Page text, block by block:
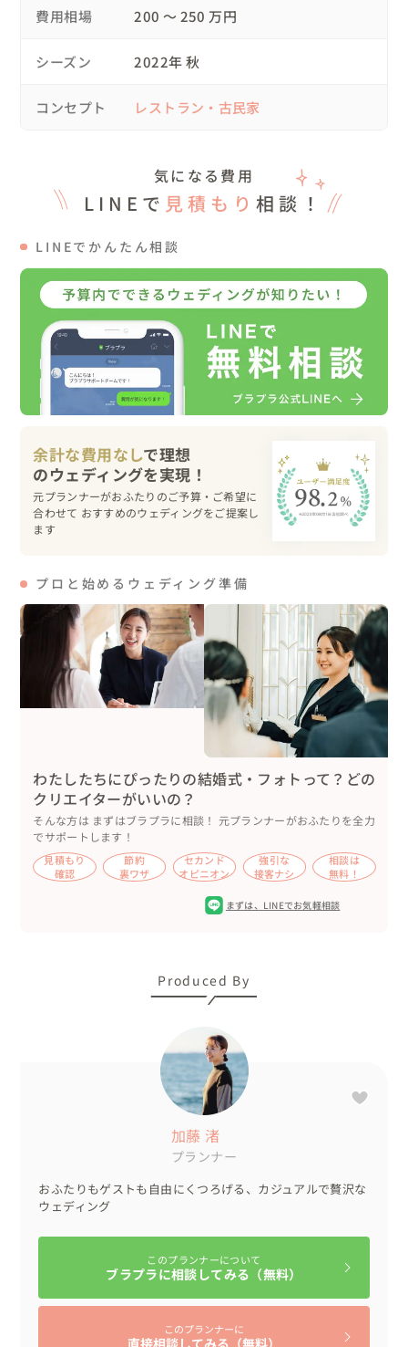
また、引き出物もゲストに好きなものを選んでもらいた
何種類ものギフトを用意して、ゲストの方に好きなものを
とっても大好評で【ガーデンギフトマルシェ】の時間も素
2人がゲストの事を大切にしているからこそ
ゲストからも愛されていて、家族からも愛されている2人
本当に素敵な時間でした。
2人のお手伝いが出来てとても光栄に思っています。
頼ってくれて任せてくれてありがとうございました！
費用相場 200 〜 250 万円
シーズン 2022年 秋
コンセプト レストラン・古民家
気になる費用
LINEで 見積もり 相談！
LINEでかんたん相談
余計な費用なしで理想
元プランナーがおふたりのご予算・ご希望に
合わせて おすすめのウェディングをご提案し
ます
プロと始めるウェディング準備
わたしたちにぴったりの結婚式・フォトって？どの
クリエイターがいいの？
そんな方は まずはブラプラに相談！ 元プランナーがおふたりを全力
でサポートします！
見積もり
確認
節約
裏ワザ
セカンド
オピニオン
強引な
接客ナシ
相談は
無料！
まずは、 LINEでお気軽相談
Produced By
加藤 渚
プランナー
おふたりもゲストも自由にくつろげる、カジュアルで贅沢な
ウェディング
このプランナーについて
ブラプラに相談してみる（無料）
このプランナーに
直接相談してみる（無料）